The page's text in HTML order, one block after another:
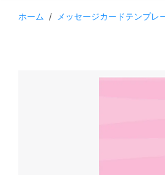
ホーム / メッセージカードテンプレ